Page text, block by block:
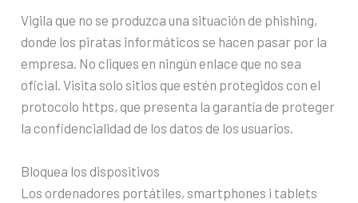
Vigila que no se produzca una situación de phishing,
donde los piratas informáticos se hacen pasar por la
empresa. No cliques en ningún enlace que no sea
oficial. Visita solo sitios que estén protegidos con el
protocolo https, que presenta la garantía de proteger
la confidencialidad de los datos de los usuarios.
Bloquea los dispositivos
Los ordenadores portátiles, smartphones i tablets